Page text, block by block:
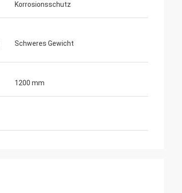
Korrosionsschutz
Schweres Gewicht
1200 mm